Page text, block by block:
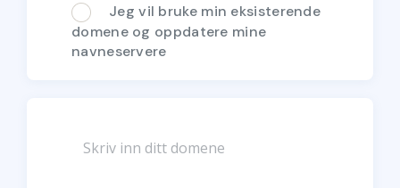
Jeg vil bruke min eksisterende
domene og oppdatere mine
navneservere